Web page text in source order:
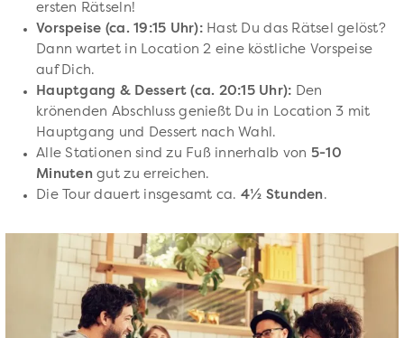
ersten Rätseln!
Vorspeise (ca. 19:15 Uhr):Hast Du das Rätsel gelöst?
Dann wartet in Location 2 eine köstliche Vorspeise
auf Dich.
Hauptgang & Dessert (ca. 20:15 Uhr): Den
krönenden Abschluss genießt Du in Location 3 mit
Hauptgang und Dessert nach Wahl.
Alle Stationen sind zu Fuß innerhalb von 5-10
Minutengut zu erreichen.
Die Tour dauert insgesamt ca. 4½ Stunden.